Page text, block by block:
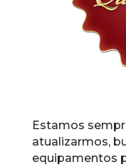
Estamos
atualizarmos,
equipamentos